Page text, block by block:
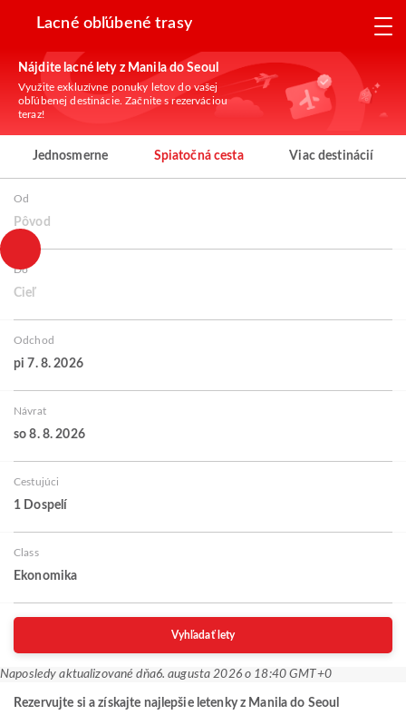
Lacné obľúbené trasy
Nájdite lacné lety z Manila do Seoul
Využite exkluzívne ponuky letov do vašej
obľúbenej destinácie. Začnite s rezerváciou
teraz!
Jednosmerne Spiatočná cesta Viac destinácií
Od
Pôvod
Do
Cieľ
Odchod
pi 7. 8. 2026
Návrat
so 8. 8. 2026
Cestujúci
1 Dospelí
Class
Ekonomika
Vyhľadať lety
Naposledy aktualizované dňa6. augusta 2026 o 18:40 GMT+0
Rezervujte si a získajte najlepšie letenky z Manila do Seoul